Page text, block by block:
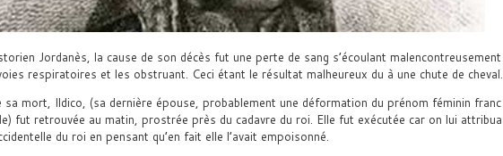
Jordanès, la cause de son décès fut une perte de sang s’écoulant malencontreusement
respiratoires et les obstruant. Ceci étant le résultat malheureux du à une chute de cheval.
sa mort, Ildico, (sa dernière épouse, probablement une déformation du prénom féminin franc
fut retrouvée au matin, prostrée près du cadavre du roi. Elle fut exécutée car on lui attribua
du roi en pensant qu’en fait elle l’avait empoisonné.